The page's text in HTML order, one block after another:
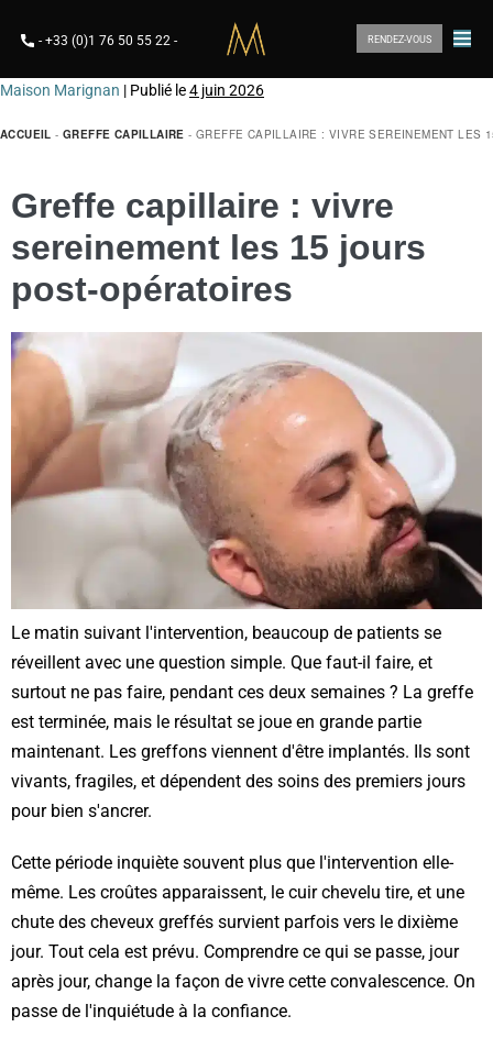
- +33 (0)1 76 50 55 22 - RENDEZ-VOUS
Maison Marignan | Publié le4 juin 2026
ACCUEIL -GREFFE CAPILLAIRE -GREFFE CAPILLAIRE : VIVRE SEREINEMENT LES
Greffe capillaire : vivre
sereinement les 15 jours
post-opératoires
Le matin suivant l'intervention, beaucoup de patients se
réveillent avec une question simple. Que faut-il faire, et
surtout ne pas faire, pendant ces deux semaines ? La greffe
est terminée, mais le résultat se joue en grande partie
maintenant. Les greffons viennent d'être implantés. Ils sont
vivants, fragiles, et dépendent des soins des premiers jours
pour bien s'ancrer.
Cette période inquiète souvent plus que l'intervention elle-
même. Les croûtes apparaissent, le cuir chevelu tire, et une
chute des cheveux greffés survient parfois vers le dixième
jour. Tout cela est prévu. Comprendre ce qui se passe, jour
après jour, change la façon de vivre cette convalescence. On
passe de l'inquiétude à la confiance.